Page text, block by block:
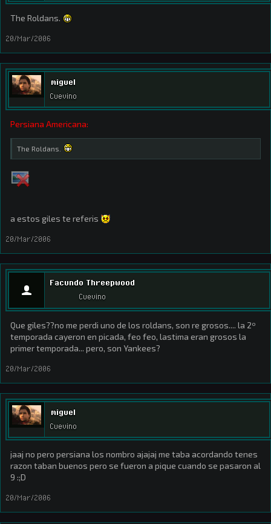
The Roldans.
20/Mar/2006
miguel
Cuevino
Persiana Americana:
The Roldans.
a estos giles te referis
20/Mar/2006
Facundo Threepwood
Cuevino
Que giles??no me perdi uno de los roldans, son re grosos.... la 2º
temporada cayeron en picada, feo feo, lastima eran grosos la
primer temporada... pero, son Yankees?
20/Mar/2006
miguel
Cuevino
jaaj no pero persiana los nombro ajajaj me taba acordando tenes
razon taban buenos pero se fueron a pique cuando se pasaron al
9 :;D
20/Mar/2006